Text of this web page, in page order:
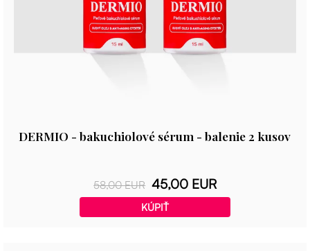
DERMIO - bakuchiolové sérum - balenie 2 kusov
58,00 EUR 45,00 EUR
KÚPIŤ